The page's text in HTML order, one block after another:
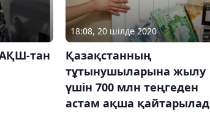
тан
18:08, 20 шілде 2020
Қазақстанның
тұтынушыларына жылу
үшін 700 млн теңгеден
астам ақша